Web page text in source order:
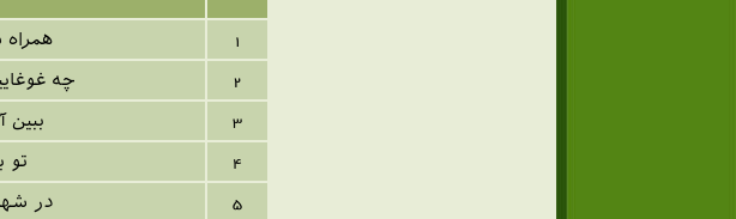
1 همراه
2
چه
3
ببین
4
تو
5
در